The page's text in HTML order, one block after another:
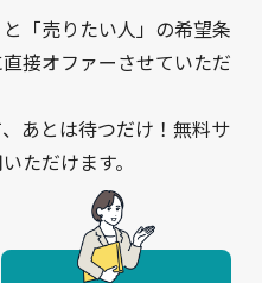
「売りたい人」の希望条
接オファーさせていただ
あとは待つだけ！無料サ
ただけます。